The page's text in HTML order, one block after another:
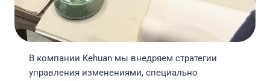
В компании Kehuan мы внедряем стратегии
управления изменениями, специально